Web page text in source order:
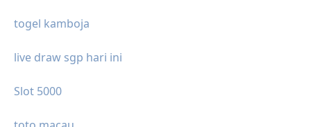
togel kamboja
live draw sgp hari ini
Slot 5000